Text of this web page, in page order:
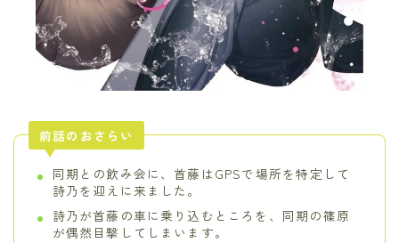
前話のおさらい
同期との飲み会に、首藤はGPSで場所を特定して
詩乃を迎えに来ました。
詩乃が首藤の車に乗り込むところを、同期の篠原
が偶然目撃してしまいます。